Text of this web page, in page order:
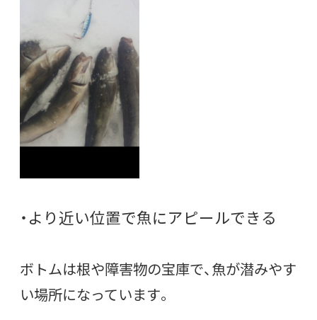
・より近い位置で魚にアピールできる
ボトムは根や障害物の宝庫で、魚が潜みやす
い場所になっています。